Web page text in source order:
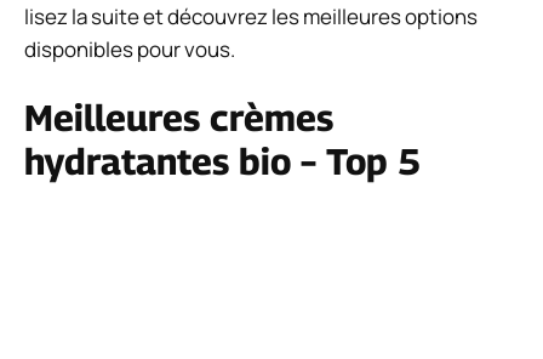
lisez la suite et découvrez les meilleures options
disponibles pour vous.
Meilleures crèmes
hydratantes bio – Top 5